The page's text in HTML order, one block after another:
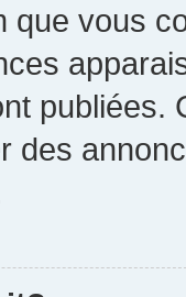
que vous
publiées.
des